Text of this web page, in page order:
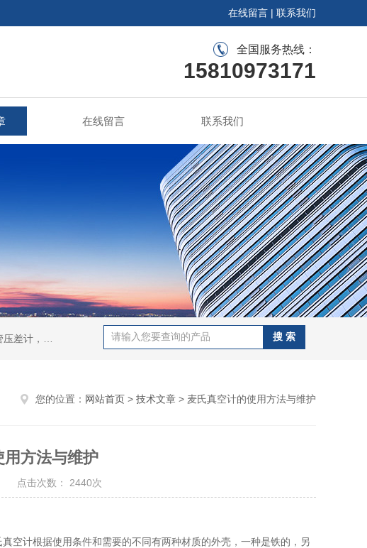
在线留言 | 联系我们
全国服务热线：
15810973171
在线留言 联系我们
您的位置： 网站首页 > 技术文章 > 麦氏真空计的使用方法与维护
用方法与维护
点击次数： 2440次
计根据使用条件和需要的不同有两种材质的外壳，一种是铁的，另